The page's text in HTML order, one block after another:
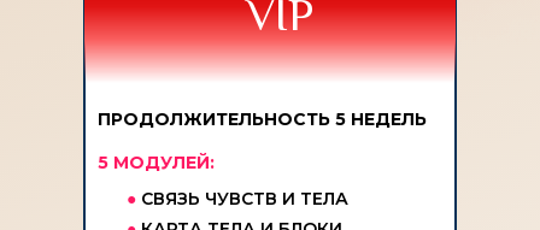
ПРОДОЛЖИТЕЛЬНОСТЬ 5 НЕДЕЛЬ
5 МОДУЛЕЙ:
● СВЯЗЬ ЧУВСТВ И ТЕЛА
VIP